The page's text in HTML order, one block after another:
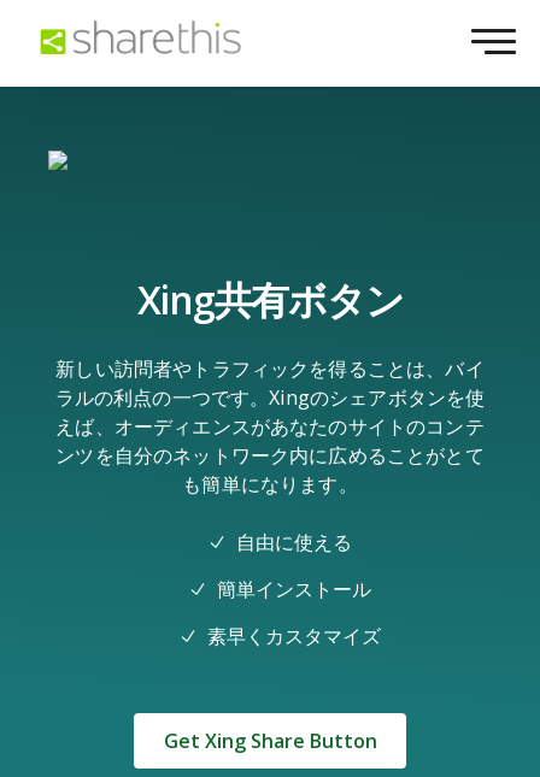
Xing共有ボタン
新しい訪問者やトラフィックを得ることは、バイ
ラルの利点の一つです。Xingのシェアボタンを使
えば、オーディエンスがあなたのサイトのコンテ
ンツを自分のネットワーク内に広めることがとて
も簡単になります。
自由に使える
簡単インストール
素早くカスタマイズ
Get Xing Share Button